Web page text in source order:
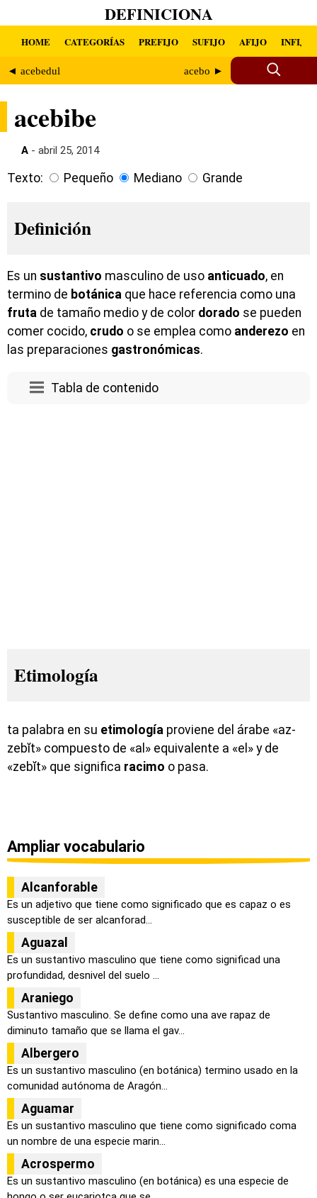
DEFINICIONA
HOME CATEGORÍAS PREFIJO SUFIJO AFIJO INFIJO
◄ acebedul acebo ►
acebibe
A - abril 25, 2014
Texto: Pequeño Mediano Grande
Definición
Es un sustantivo masculino de uso anticuado, en
termino de botánica que hace referencia como una
fruta de tamaño medio y de color dorado se pueden
comer cocido, crudo o se emplea como anderezo en
las preparaciones gastronómicas.
Tabla de contenido
Etimología
ta palabra en su etimología proviene del árabe «az-
zebĭt» compuesto de «al» equivalente a «el» y de
«zebĭt» que significa racimo o pasa.
Ampliar vocabulario
Alcanforable
Es un adjetivo que tiene como significado que es capaz o es
susceptible de ser alcanforad...
Aguazal
Es un sustantivo masculino que tiene como significad una
profundidad, desnivel del suelo ...
Araniego
Sustantivo masculino. Se define como una ave rapaz de
diminuto tamaño que se llama el gav...
Albergero
Es un sustantivo masculino (en botánica) termino usado en la
comunidad autónoma de Aragón...
Aguamar
Es un sustantivo masculino que tiene como significado coma
un nombre de una especie marin...
Acrospermo
Es un sustantivo masculino (en botánica) es una especie de